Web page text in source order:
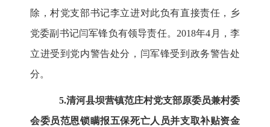
除，村党支部书记李立进对此负有直接责任，乡
党委副书记闫军锋负有领导责任。2018年4月，李
立进受到党内警告处分，闫军锋受到政务警告处
分。
5.清河县坝营镇范庄村党支部原委员兼村委
会委员范恩锁瞒报五保死亡人员并支取补贴资金